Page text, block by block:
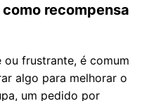
recompensa
ou frustrante, é comum
algo para melhorar o
um pedido por